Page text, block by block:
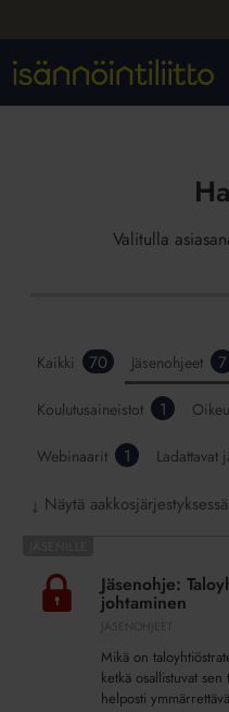
Valitulla
Kaikki 70 Jäsenohjeet 7
Koulutusaineistot 1
Webinaarit 1 Ladattavat
↓ Näytä aakkosjärjestyksessä
TaloyhtiöstrategiaJäsenohje:
johtaminen
Mikä on
ketkä osallistuvat
helposti